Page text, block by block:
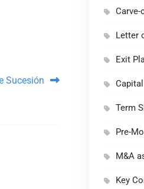
Sucesión
Carve-
Letter
Exit
Term
Pre-
M&A
Key